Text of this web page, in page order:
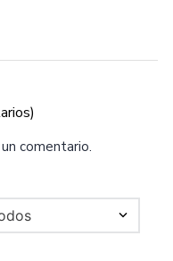
comentario.